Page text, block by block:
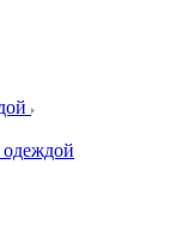
одеждой